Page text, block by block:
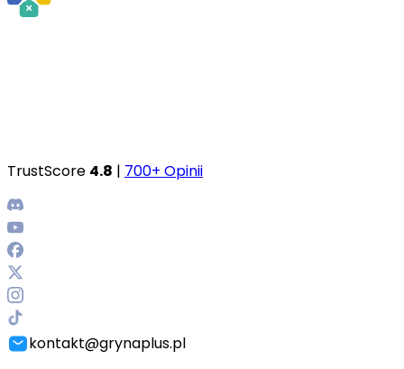
TrustScore 4.8 | 700+ Opinii
kontakt@grynaplus.pl